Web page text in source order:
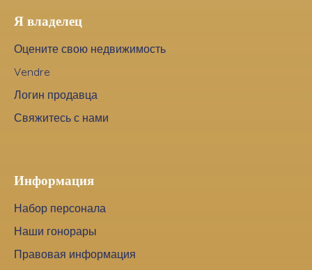
Я владелец
Оцените свою недвижимость
Vendre
Логин продавца
Свяжитесь с нами
Информация
Набор персонала
Наши гонорары
Правовая информация